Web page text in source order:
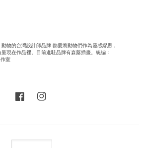
物的台灣設計師品牌 熱愛將動物們作為靈感繆思，
現在作品裡。目前進駐品牌有森蕗插畫。統編：
作室